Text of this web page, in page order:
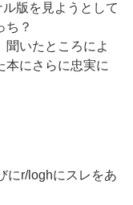
版を見ようとして
ち？
聞いたところによ
本にさらに忠実に
にr/loghにスレをあ